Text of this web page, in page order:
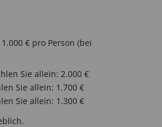
€ pro Person (bei
Sie allein: 2.000 €
Sie allein: 1.700 €
Sie allein: 1.300 €